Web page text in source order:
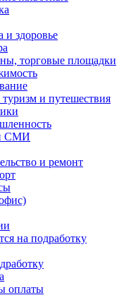
и здоровье
торговые площадки
и путешествия
СМИ
и ремонт
на подработку
оплаты